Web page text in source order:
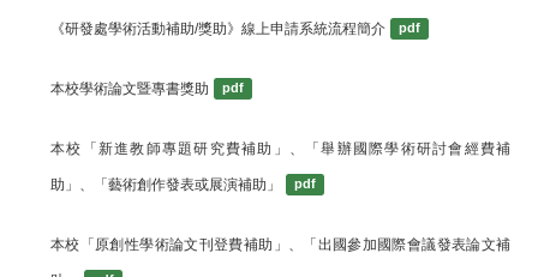
《研發處學術活動補助/獎助》線上申請系統流程簡介 pdf
本校學術論文暨專書獎助 pdf
本校「新進教師專題研究費補助」、「舉辦國際學術研討會經費補
助」、「藝術創作發表或展演補助」 pdf
本校「原創性學術論文刊登費補助」、「出國參加國際會議發表論文補